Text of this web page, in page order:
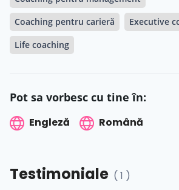
Coaching pentru carieră
Executive
Life coaching
Pot sa vorbesc cu tine în:
Engleză Română
Testimoniale ( 1 )